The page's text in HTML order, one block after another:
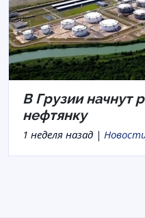
В Грузии начнут
нефтянку
1 неделя назад |